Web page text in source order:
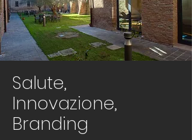
Salute,
Innovazione,
Branding